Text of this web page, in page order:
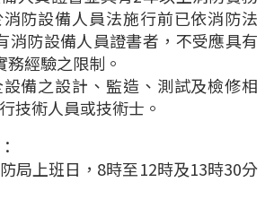
防設備人員法施行前已依消防法
消防設備人員證書者，不受應具有
經驗之限制。
備之設計、監造、測試及檢修相
技術人員或技術士。
局上班日，8時至12時及13時30分